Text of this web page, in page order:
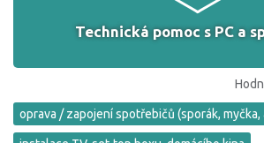
Technická pomoc s PC a
oprava / zapojení spotřebičů (sporák, myčka,